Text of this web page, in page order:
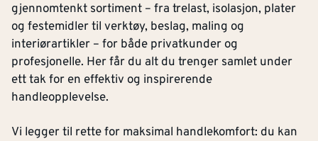
gjennomtenkt sortiment – fra trelast, isolasjon, plater
og festemidler til verktøy, beslag, maling og
interiørartikler – for både privatkunder og
profesjonelle. Her får du alt du trenger samlet under
ett tak for en effektiv og inspirerende
handleopplevelse.
Vi legger til rette for maksimal handlekomfort: du kan